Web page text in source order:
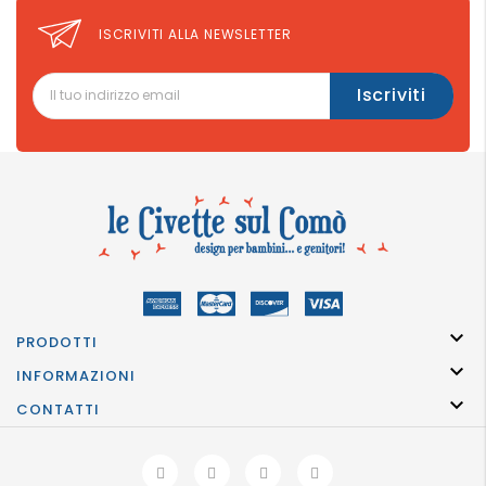
ISCRIVITI ALLA NEWSLETTER
PRODOTTI 
INFORMAZIONI 
CONTATTI 